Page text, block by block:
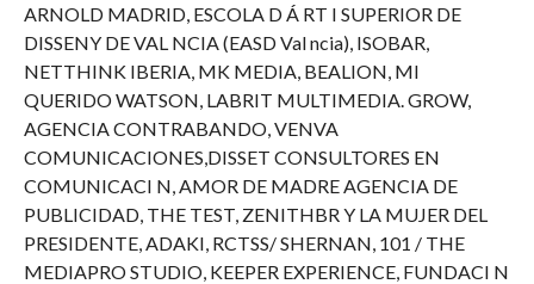
ARNOLD MADRID, ESCOLA D Á RT I SUPERIOR DE
DISSENY DE VAL NCIA (EASD Val ncia), ISOBAR,
NETTHINK IBERIA, MK MEDIA, BEALION, MI
QUERIDO WATSON, LABRIT MULTIMEDIA. GROW,
AGENCIA CONTRABANDO, VENVA
COMUNICACIONES,DISSET CONSULTORES EN
COMUNICACI N, AMOR DE MADRE AGENCIA DE
PUBLICIDAD, THE TEST, ZENITHBR Y LA MUJER DEL
PRESIDENTE, ADAKI, RCTSS/ SHERNAN, 101 / THE
MEDIAPRO STUDIO, KEEPER EXPERIENCE, FUNDACI N